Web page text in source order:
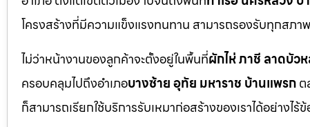
โครงสร้างที่มีความแข็งแรงทนทาน สามารถรองรับทุกสภา
ไม่ว่าหน้างานของลูกค้าจะตั้งอยู่ในพื้นที่ผักไห่ ภาชี ลาดบัว
ครอบคลุมไปถึงอำเภอบางซ้าย อุทัย มหาราช บ้านแพรกต
ก็สามารถเรียกใช้บริการรับเหมาก่อสร้างของเราได้อย่างไร้